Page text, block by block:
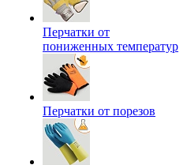
Перчатки от
пониженных температур
Перчатки от порезов